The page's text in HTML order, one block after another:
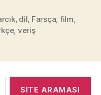
, dil Farsça film
, veriş